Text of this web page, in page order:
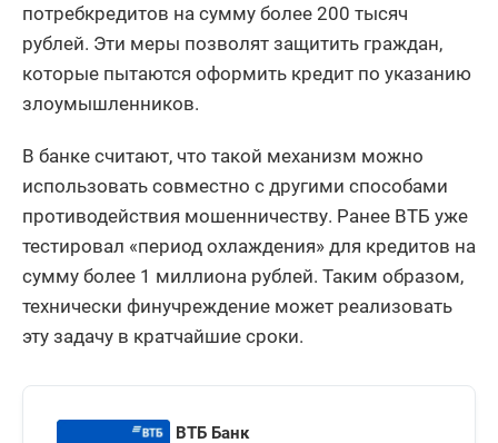
потребкредитов на сумму более 200 тысяч
рублей. Эти меры позволят защитить граждан,
которые пытаются оформить кредит по указанию
злоумышленников.
В банке считают, что такой механизм можно
использовать совместно с другими способами
противодействия мошенничеству. Ранее ВТБ уже
тестировал «период охлаждения» для кредитов на
сумму более 1 миллиона рублей. Таким образом,
технически финучреждение может реализовать
эту задачу в кратчайшие сроки.
ВТБ Банк